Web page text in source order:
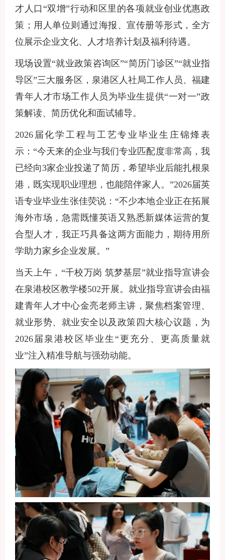
才人口“双增”行动和区里的各项就业创业优惠政
策；用人单位则通过海报、宣传册等形式，全方
位展示企业文化、人才培养计划及福利待遇。
现场设置“就业政策咨询区”“简历门诊区”“就业指
导区”三大服务区，泉港区人社局工作人员、 福建
青年人才市场工作人员 为毕业生提供“一对一”政
策解读、简历优化和面试辅导。
2026 届化学工程与工艺专业毕业生庄锦烽表
示：“今天来的企业与我们专业匹配度非常高，我
已经向3家企业投递了简历，希望毕业后能扎根泉
港，既实现职业理想，也能陪伴家人。”2026届英
语专业毕业生张佳荧说：“不少本地企业正在拓展
海外市场，急需既懂英语又熟悉新媒体运营的复
合型人才，我正巧具备这两方面能力，期待用所
学助力家乡企业发展。”
当天上午， “千校万岗 筑梦基层”就业指导宣讲会
在泉港校区教学楼502开展。就业指导宣讲会由福
建青年人才中心金亮老师主讲，聚焦档案管理、
就业形势、就业安全以及政策四大核心议题，为
2026 届泉港校区毕业生“更充分、更高质量就
业”注入精准导航与强劲动能。